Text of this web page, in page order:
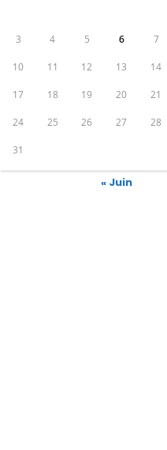
3 4 5 6 7
10 11 12 13 14
17 18 19 20 21
24 25 26 27 28
31
« Juin